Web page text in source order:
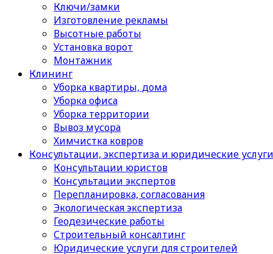
Ключи/замки
Изготовление рекламы
Высотные работы
Установка ворот
Монтажник
Клининг
Уборка квартиры, дома
Уборка офиса
Уборка территории
Вывоз мусора
Химчистка ковров
Консультации, экспертиза и юридические услуги
Консультации юристов
Консультации экспертов
Перепланировка, согласования
Экологическая экспертиза
Геодезические работы
Строительный консалтинг
Юридические услуги для строителей